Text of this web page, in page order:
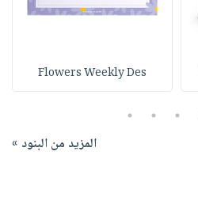
Flowers Weekly Des
3
4
5
المزيد من البنود »